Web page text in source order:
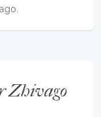
Zhivago